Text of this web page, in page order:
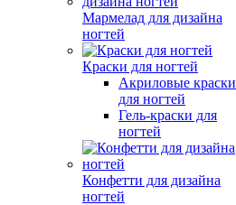
Мармелад для дизайна
ногтей
Краски для ногтей
Акриловые краски
для ногтей
Гель-краски для
ногтей
Конфетти для дизайна
ногтей